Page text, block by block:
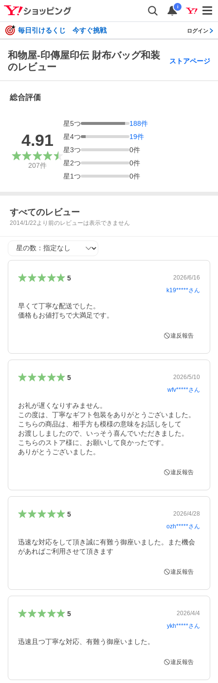
i
毎日引けるくじ 今すぐ挑戦 ログイン
和物屋-印傳屋印伝 財布バッグ和装
のレビュー
ストアページ
総合評価
4.91
207件
星5つ 188件
星4つ 19件
星3つ 0件
星2つ 0件
星1つ 0件
すべてのレビュー
2014/1/22より前のレビューは表示できません
星の数
5
2026/6/16
k19*****さん
早くて丁寧な配送でした。
価格もお値打ちで大満足です。
違反報告
5
2026/5/10
wfv*****さん
お礼が遅くなりすみません。
この度は、丁寧なギフト包装をありがとうございました。
こちらの商品は、相手方も模様の意味をお話しをして
お渡ししましたので、いっそう喜んでいただきました。
こちらのストア様に、お願いして良かったです。
ありがとうございました。
違反報告
5
2026/4/28
ozh*****さん
迅速な対応をして頂き誠に有難う御座いました。また機会
があればご利用させて頂きます
違反報告
5
2026/4/4
ykh*****さん
迅速且つ丁寧な対応、有難う御座いました。
違反報告